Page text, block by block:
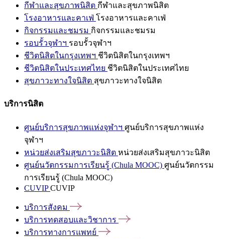
กีฬาและสุขภาพนิสิต กีฬาและสุขภาพนิสิต
โรงอาหารและคาเฟ่ โรงอาหารและคาเฟ่
กิจกรรมและชมรม กิจกรรมและชมรม
รอบรั้วจุฬาฯ รอบรั้วจุฬาฯ
ชีวิตนิสิตในกรุงเทพฯ ชีวิตนิสิตในกรุงเทพฯ
ชีวิตนิสิตในประเทศไทย ชีวิตนิสิตในประเทศไทย
สุขภาวะทางใจนิสิต สุขภาวะทางใจนิสิต
บริการนิสิต
ศูนย์บริการสุขภาพแห่งจุฬาฯ ศูนย์บริการสุขภาพแห่ง
จุฬาฯ
หน่วยส่งเสริมสุขภาวะนิสิต หน่วยส่งเสริมสุขภาวะนิสิต
ศูนย์นวัตกรรมการเรียนรู้ (Chula MOOC) ศูนย์นวัตกรรม
การเรียนรู้ (Chula MOOC)
CUVIPCUVIP
บริการสังคม
บริการทดสอบและวิชาการ
บริการทางการแพทย์